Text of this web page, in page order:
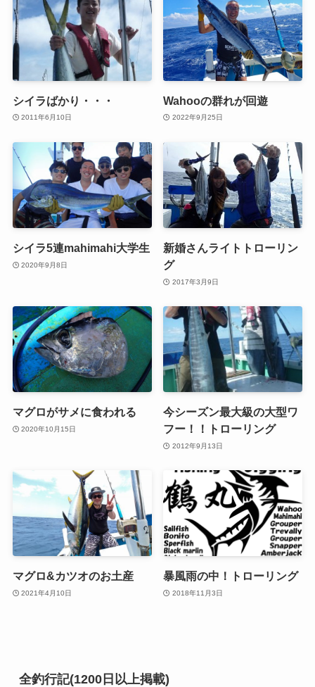
シイラばかり・・・
2011年6月10日
Wahooの群れが回遊
2022年9月25日
シイラ5連mahimahi大学生
2020年9月8日
新婚さんライトトローリン
グ
2017年3月9日
マグロがサメに食われる
2020年10月15日
今シーズン最大級の大型ワ
フー！！トローリング
2012年9月13日
マグロ&カツオのお土産
2021年4月10日
暴風雨の中！トローリング
2018年11月3日
全釣行記(1200日以上掲載)